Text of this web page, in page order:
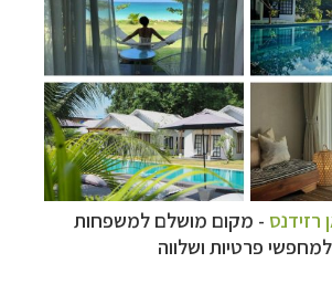
רזידנס - מקום מושלם למשפחות
פרטיות ושלווה